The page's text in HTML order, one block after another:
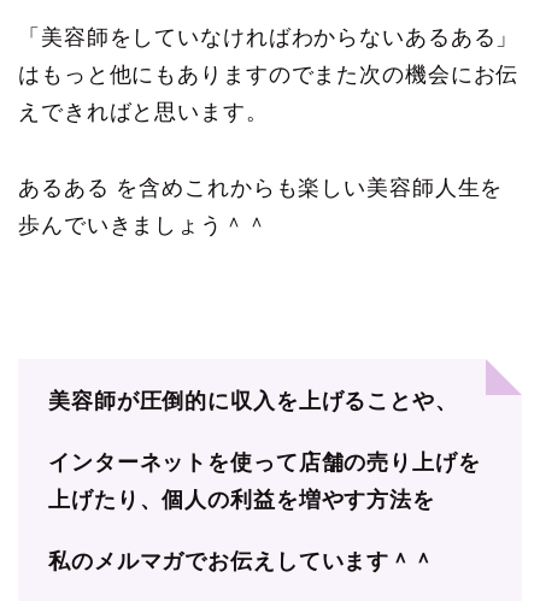
「美容師をしていなければわからないあるある」
はもっと他にもありますのでまた次の機会にお伝
えできればと思います。
あるある を含めこれからも楽しい美容師人生を
歩んでいきましょう＾＾
美容師が圧倒的に収入を上げることや、
インターネットを使って店舗の売り上げを
上げたり、個人の利益を増やす方法を
私のメルマガでお伝えしています＾＾